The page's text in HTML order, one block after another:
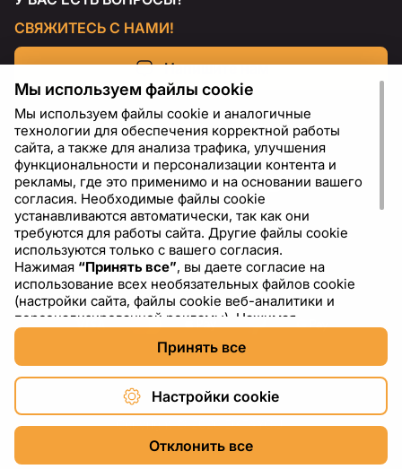
СВЯЖИТЕСЬ С НАМИ!
Напишите нам
Copyright © 2026 DXF4YOU.
RU USD - US Dollar ($)
Мы используем файлы cookie
Мы используем файлы cookie и аналогичные
технологии для обеспечения корректной работы
сайта, а также для анализа трафика, улучшения
функциональности и персонализации контента и
рекламы, где это применимо и на основании вашего
согласия. Необходимые файлы cookie
устанавливаются автоматически, так как они
требуются для работы сайта. Другие файлы cookie
используются только с вашего согласия.
Нажимая “Принять все”, вы даете согласие на
использование всех необязательных файлов cookie
(настройки сайта, файлы cookie веб-аналитики и
персонализированной рекламы). Нажимая
“Отклонить все”
необходимые файлы cookie. Нажимая
cookie”, вы можете выбрать, какие категории файлов
cookie разрешить или отключить. Вы можете
изменить или отозвать свое согласие в любое время
через ссылку “Настройки cookie” в нижней части
сайта. Подробнее об использовании файлов cookie,
включая информацию о сторонних поставщиках, вы
Принять все
Настройки cookie
Отклонить все